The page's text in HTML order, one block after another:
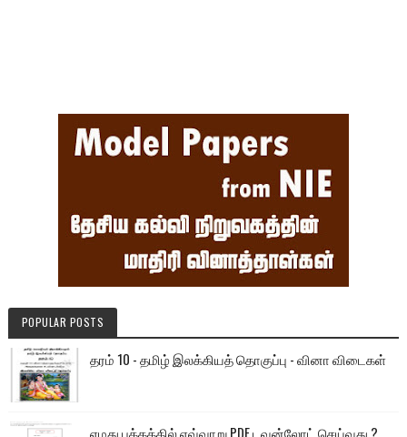
POPULAR POSTS
தரம் 10 - தமிழ் இலக்கியத் தொகுப்பு - வினா விடைகள்
எமது பக்கத்தில் எவ்வாறு PDF டவுன்லோட் செய்வது ?